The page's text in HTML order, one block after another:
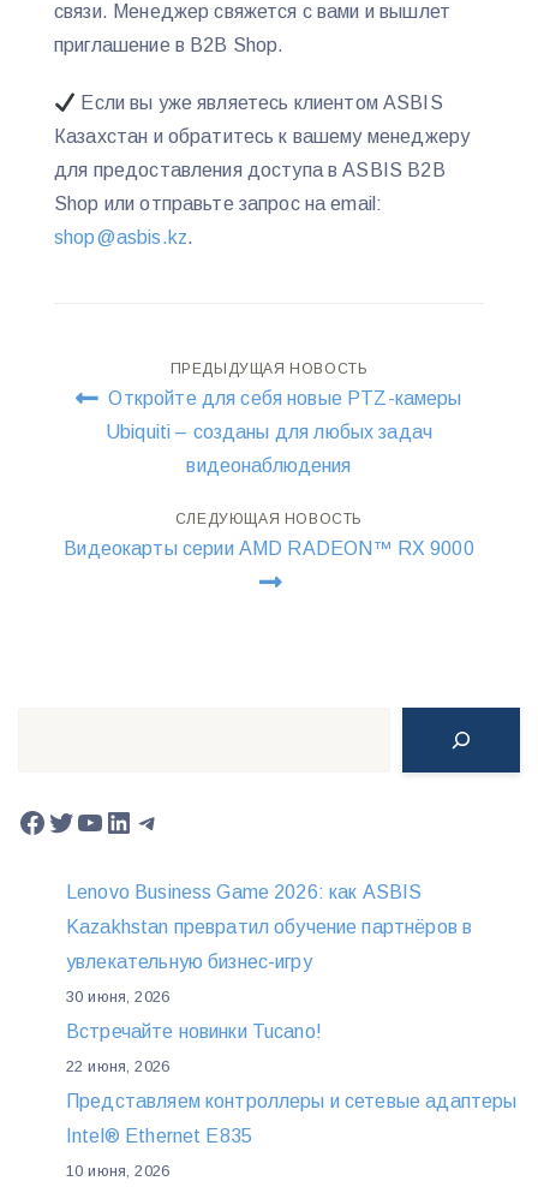
связи. Менеджер свяжется с вами и вышлет
приглашение в В2В Shop.
Если вы уже являетесь клиентом ASBIS
Казахстан и обратитесь к вашему менеджеру
для предоставления доступа в ASBIS В2В
Shop или отправьте запрос на email:
shop@asbis.kz.
НавигацияПРЕДЫДУЩАЯ НОВОСТЬ
Откройте для себя новые PTZ-камеры
Ubiquiti – созданы для любых задач
видеонаблюдения
СЛЕДУЮЩАЯ НОВОСТЬ
Видеокарты серии AMD RADEON™ RX 9000
Facebook
Twitter
YouTube
LinkedIn
Telegram
Lenovo Business Game 2026: как ASBIS
Kazakhstan превратил обучение партнёров в
увлекательную бизнес-игру
30 июня, 2026
Встречайте новинки Tucano!
22 июня, 2026
Представляем контроллеры и сетевые адаптеры
Intel® Ethernet E835
10 июня, 2026